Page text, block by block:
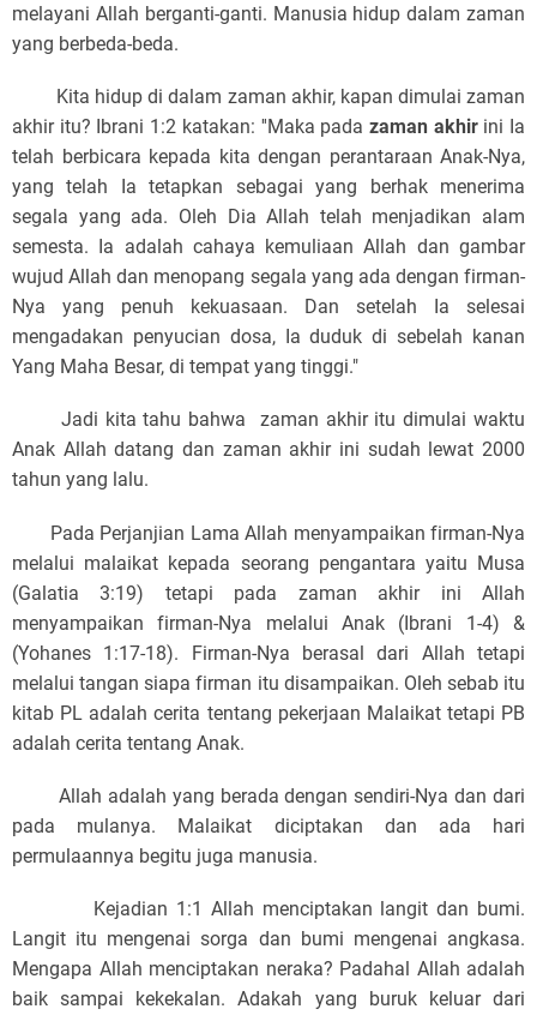
melayani Allah berganti-ganti. Manusia hidup dalam zaman
yang berbeda-beda.
Kita hidup di dalam zaman akhir, kapan dimulai zaman
akhir itu? Ibrani 1:2 katakan: ''Maka pada zaman akhirini Ia
telah berbicara kepada kita dengan perantaraan Anak-Nya,
yang telah Ia tetapkan sebagai yang berhak menerima
segala yang ada. Oleh Dia Allah telah menjadikan alam
semesta. Ia adalah cahaya kemuliaan Allah dan gambar
wujud Allah dan menopang segala yang ada dengan firman-
Nya yang penuh kekuasaan. Dan setelah Ia selesai
mengadakan penyucian dosa, Ia duduk di sebelah kanan
Yang Maha Besar, di tempat yang tinggi."
Jadi kita tahu bahwa zaman akhir itu dimulai waktu
Anak Allah datang dan zaman akhir ini sudah lewat 2000
tahun yang lalu.
Pada Perjanjian Lama Allah menyampaikan firman-Nya
melalui malaikat kepada seorang pengantara yaitu Musa
(Galatia 3:19) tetapi pada zaman akhir ini Allah
menyampaikan firman-Nya melalui Anak (Ibrani 1-4) &
(Yohanes 1:17-18). Firman-Nya berasal dari Allah tetapi
melalui tangan siapa firman itu disampaikan. Oleh sebab itu
kitab PL adalah cerita tentang pekerjaan Malaikat tetapi PB
adalah cerita tentang Anak.
Allah adalah yang berada dengan sendiri-Nya dan dari
pada mulanya. Malaikat diciptakan dan ada hari
permulaannya begitu juga manusia.
Kejadian 1:1 Allah menciptakan langit dan bumi.
Langit itu mengenai sorga dan bumi mengenai angkasa.
Mengapa Allah menciptakan neraka? Padahal Allah adalah
baik sampai kekekalan. Adakah yang buruk keluar dari